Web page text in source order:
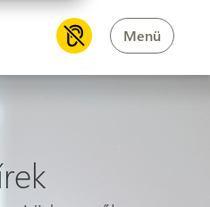
Menü